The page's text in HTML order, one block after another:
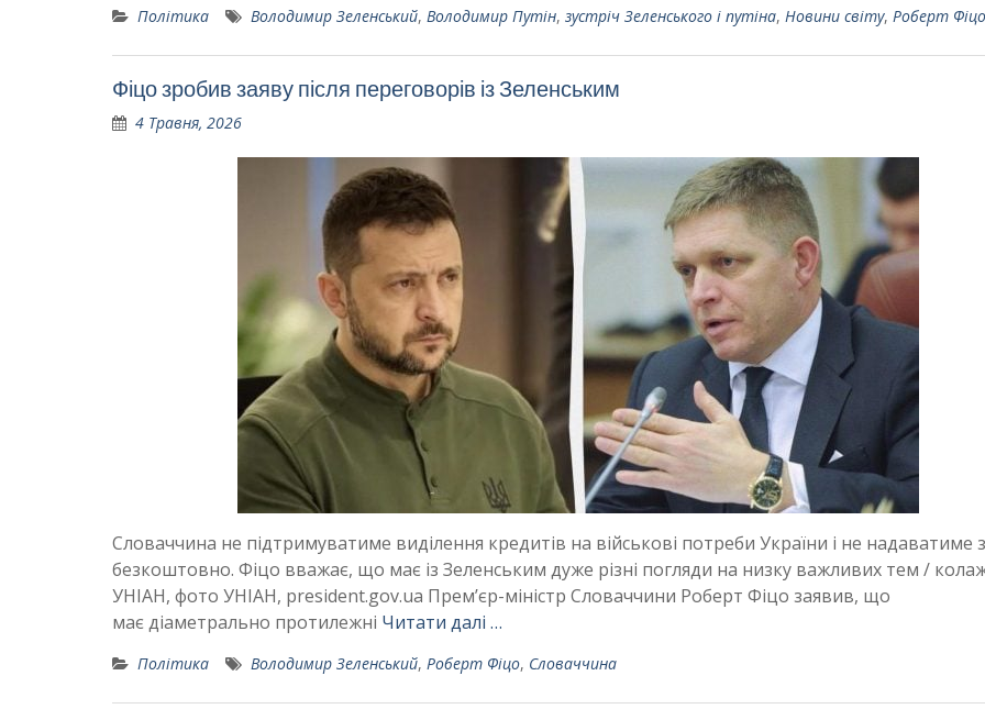
Політика Володимир Зеленський, Володимир Путін, зустріч Зеленського і путіна, Новини світу, Роберт Фіцо
Фіцо зробив заяву після переговорів із Зеленським
4 Травня, 2026
Словаччина не підтримуватиме виділення кредитів на військові потреби України і не надаватиме
безкоштовно. Фіцо вважає, що має із Зеленським дуже різні погляди на низку важливих тем /
УНІАН, фото УНІАН, president.gov.ua Прем’єр-міністр Словаччини Роберт Фіцо заявив, що
має діаметрально протилежні Читати далі …
Політика Володимир Зеленський, Роберт Фіцо, Словаччина